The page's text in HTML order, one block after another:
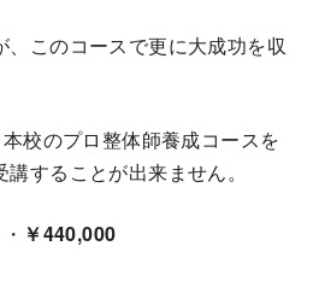
このコースで更に大成功を収
校のプロ整体師養成コースを
することが出来ません。
￥440,000